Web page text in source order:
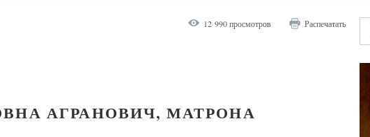
12 990 просмотров Распечатать
АГРАНОВИЧ, МАТРОНА